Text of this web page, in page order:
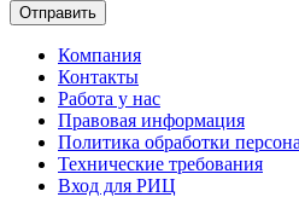
Отправить
Компания
Контакты
Работа у нас
Правовая информация
Политика обработки
Технические требования
Вход для РИЦ